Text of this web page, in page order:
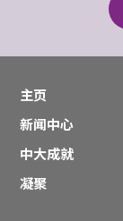
主页
新闻中心
中大成就
凝聚